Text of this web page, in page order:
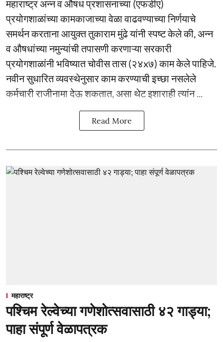
महाराष्ट्र अन्न व औषध प्रशासनाच्या (एफडीए)
प्रयोगशाळांच्या कामकाजाच्या वेळा वाढवण्याच्या निर्णयाचे
समर्थन करताना आयुक्त तुकाराम मुंढे यांनी स्पष्ट केले की, अन्न
व औषधांच्या नमुन्यांची तपासणी करणाऱ्या सरकारी
प्रयोगशाळांनी भविष्यात चोवीस तास (२४x७) काम केले पाहिजे.
नवीन सुधारित व्यवस्थेनुसार काम करण्याची इच्छा नसलेले
कर्मचारी राजीनामा देऊ शकतात, असा थेट इशाराही त्यांन ...
Read More
महाराष्ट्र
पश्चिम रेल्वेच्या गणेशोत्सवासाठी ४२ गाड्या;
पाहा संपूर्ण वेळापत्रक